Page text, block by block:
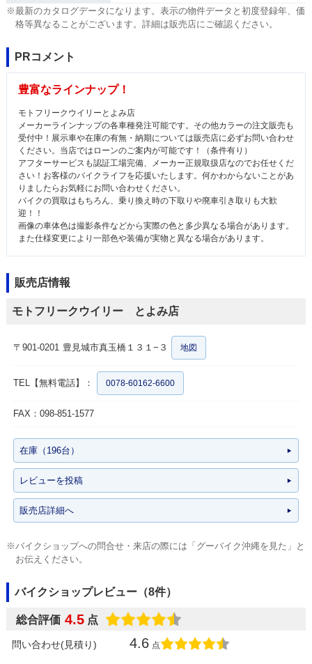
※最新のカタログデータになります。表示の物件データと初度登録年、価
格等異なることがございます。詳細は販売店にご確認ください。
PRコメント
豊富なラインナップ！
モトフリークウイリーとよみ店
メーカーラインナップの各車種発注可能です。その他カラーの注文販売も
受付中！展示車や在庫の有無・納期については販売店に必ずお問い合わせ
ください。当店ではローンのご案内が可能です！（条件有り）
アフターサービスも認証工場完備、メーカー正規取扱店なのでお任せくだ
さい！お客様のバイクライフを応援いたします。何かわからないことがあ
りましたらお気軽にお問い合わせください。
バイクの買取はもちろん、乗り換え時の下取りや廃車引き取りも大歓
迎！！
画像の車体色は撮影条件などから実際の色と多少異なる場合があります。
また仕様変更により一部色や装備が実物と異なる場合があります。
販売店情報
モトフリークウイリー とよみ店
〒901-0201 豊見城市真玉橋１３１−３ 地図
TEL【無料電話】： 0078-60162-6600
FAX：098-851-1577
在庫（196台）
レビューを投稿
販売店詳細へ
※バイクショップへの問合せ・来店の際には「グーバイク沖縄を見た」と
お伝えください。
バイクショップレビュー（8件）
総合評価 4.5 点
問い合わせ(見積り) 4.6 点